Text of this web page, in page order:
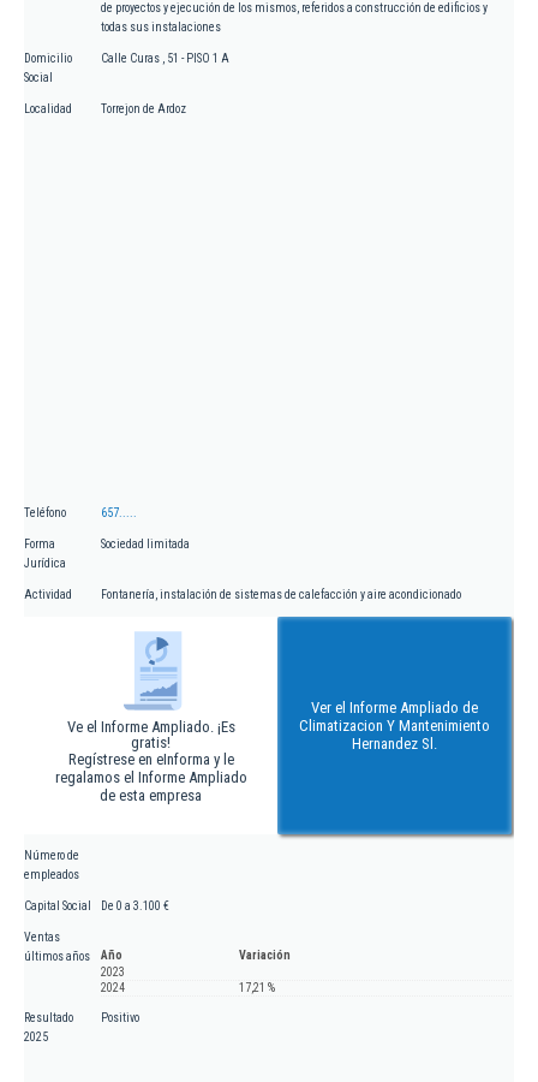
de proyectos y ejecución de los mismos, referidos a construcción de edificios y
todas sus instalaciones
Domicilio
Social
Calle Curas , 51 - PISO 1 A
Localidad Torrejon de Ardoz
Teléfono 657.....
Forma
Jurídica
Sociedad limitada
Actividad Fontanería, instalación de sistemas de calefacción y aire acondicionado
Ve el Informe Ampliado. ¡Es
gratis!
Regístrese en eInforma y le
regalamos el Informe Ampliado
de esta empresa
Ver el Informe Ampliado de
Climatizacion Y Mantenimiento
Hernandez Sl.
Número de
empleados
Capital Social De 0 a 3.100 €
Ventas
últimos años
Año
Variación
2023
2024
17,21 %
Resultado
2025
Positivo